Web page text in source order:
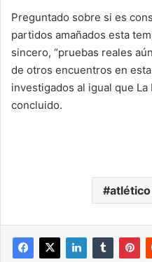
Preguntado sobre si es
partidos amañados esta
sincero, “pruebas reales
de otros encuentros en
investigados al igual que La
concluido.